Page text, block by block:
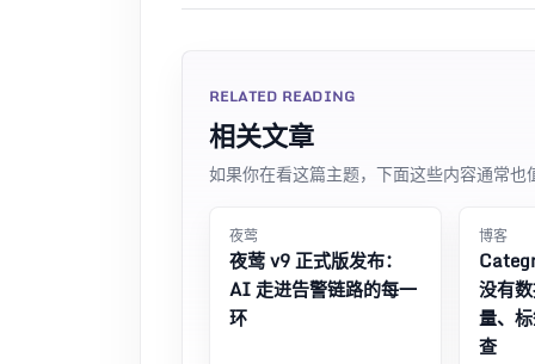
RELATED READING
相关文章
如果你在看这篇主题，下面这些内容通常也
夜莺
夜莺 v9 正式版发布：
AI 走进告警链路的每一
环
博客
没有
量、
查